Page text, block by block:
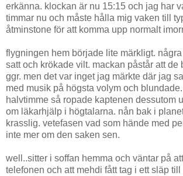
erkänna. klockan är nu 15:15 och jag har
timmar nu och måste hålla mig vaken till
åtminstone för att komma upp normalt
flygningen hem började lite märkligt.
satt och krökade vilt. mackan påstår att de
ggr. men det var inget jag märkte där jag
med musik på högsta volym och
halvtimme så ropade kaptenen dessutom
om läkarhjälp i högtalarna. nån bak i
krasslig. vetefasen vad som hände med
inte mer om den saken sen.
well..sitter i soffan hemma och väntar på
telefonen och att mehdi fått tag i ett släp